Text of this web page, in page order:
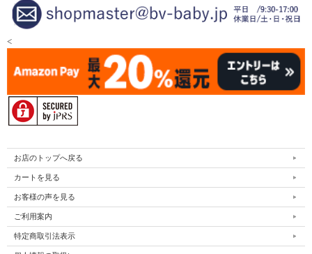
<
お店のトップへ戻る
カートを見る
お客様の声を見る
ご利用案内
特定商取引法表示